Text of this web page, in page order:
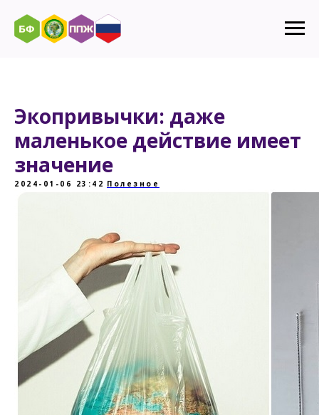
Экопривычки: даже
маленькое действие имеет
значение
2024-01-06 23:42 Полезное